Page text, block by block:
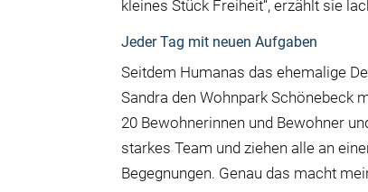
kleines Stück Freiheit“, erzählt sie
Jeder Tag mit neuen Aufgaben
Seitdem Humanas das ehemalige
Sandra den Wohnpark Schönebeck
20 Bewohnerinnen und Bewohner
starkes Team und ziehen alle an
Begegnungen. Genau das macht